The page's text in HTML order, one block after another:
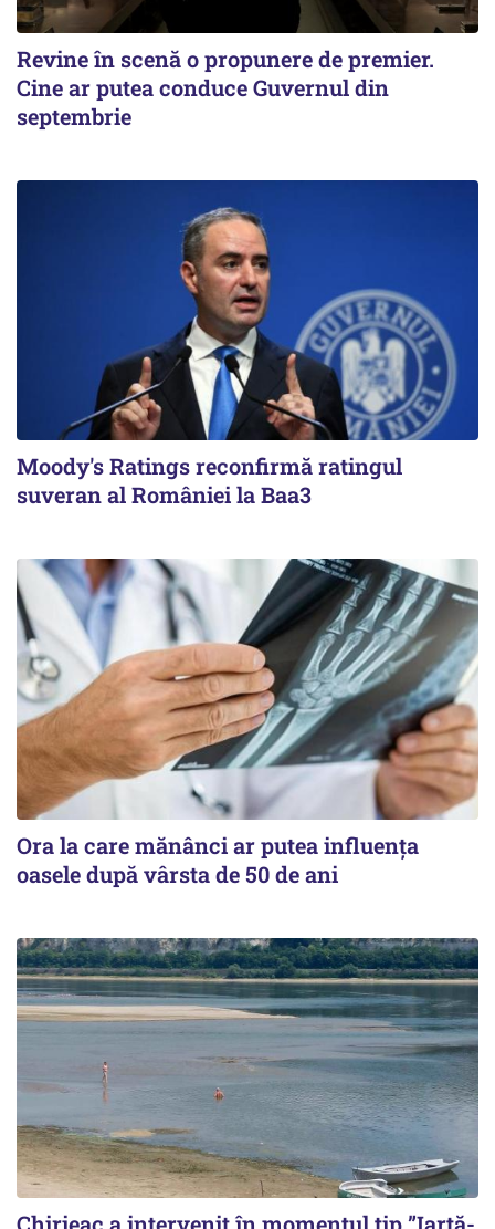
Revine în scenă o propunere de premier.
Cine ar putea conduce Guvernul din
septembrie
Moody's Ratings reconfirmă ratingul
suveran al României la Baa3
Ora la care mănânci ar putea influența
oasele după vârsta de 50 de ani
Chirieac a intervenit în momentul tip ”Iartă-